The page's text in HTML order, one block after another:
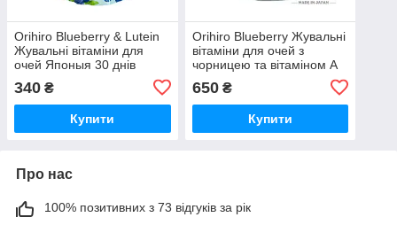
Orihiro Blueberry & Lutein
Жувальні вітаміни для
очей Японыя 30 днів
340 ₴
Купити
Orihiro Blueberry Жувальні
вітаміни для очей з
чорницею та вітаміном А
650₴
Купити
Про нас
100% позитивних з 73 відгуків за рік